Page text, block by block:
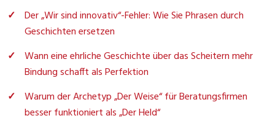
Der „Wir sind innovativ“-Fehler: Wie Sie Phrasen durch
Geschichten ersetzen
Wann eine ehrliche Geschichte über das Scheitern mehr
Bindung schafft als Perfektion
Warum der Archetyp „Der Weise“ für Beratungsfirmen
besser funktioniert als „Der Held“